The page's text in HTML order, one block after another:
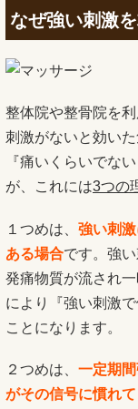
なぜ強い刺激
整体院や整骨院を
刺激がないと効い
『痛いくらいでな
が、これには3つの
１つめは、 強い刺
ある場合です。強
発痛物質が流され
により『強い刺激
ことになります。
２つめは、 一定期
がその信号に慣れ